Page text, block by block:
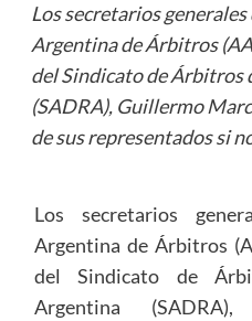
Los secretarios
Argentina de Árbitros
del Sindicato de Árbitros
(SADRA), Guillermo
de sus representados si
Los secretarios
Argentina de Árbitros
del Sindicato de
Argentina